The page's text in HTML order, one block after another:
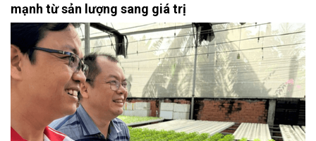
mạnh từ sản lượng sang giá trị